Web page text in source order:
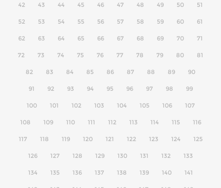
42 43 44 45 46 47 48 49 50 51
52 53 54 55 56 57 58 59 60 61
62 63 64 65 66 67 68 69 70 71
72 73 74 75 76 77 78 79 80 81
82 83 84 85 86 87 88 89 90
91 92 93 94 95 96 97 98 99
100 101 102 103 104 105 106 107
108 109 110 111 112 113 114 115 116
117 118 119 120 121 122 123 124 125
126 127 128 129 130 131 132 133
134 135 136 137 138 139 140 141